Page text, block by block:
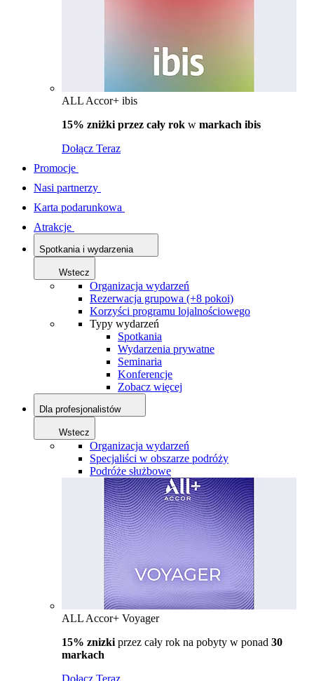
ALL Accor+ ibis
15% zniżki przez cały rok w markach ibis
Dołącz Teraz
Promocje
Nasi partnerzy
Karta podarunkowa
Atrakcje
Spotkania i wydarzenia
Wstecz
Organizacja wydarzeń
Rezerwacja grupowa (+8 pokoi)
Korzyści programu lojalnościowego
Typy wydarzeń
Spotkania
Wydarzenia prywatne
Seminaria
Konferencje
Zobacz więcej
Dla profesjonalistów
Wstecz
Organizacja wydarzeń
Specjaliści w obszarze podróży
Podróże służbowe
ALL Accor+ Voyager
15% znizki przez cały rok na pobyty w ponad 30
markach
Dołącz Teraz